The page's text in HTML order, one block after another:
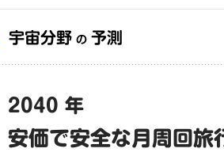
宇宙分野 の 予測
2040 年
安価で安全な月周回旅